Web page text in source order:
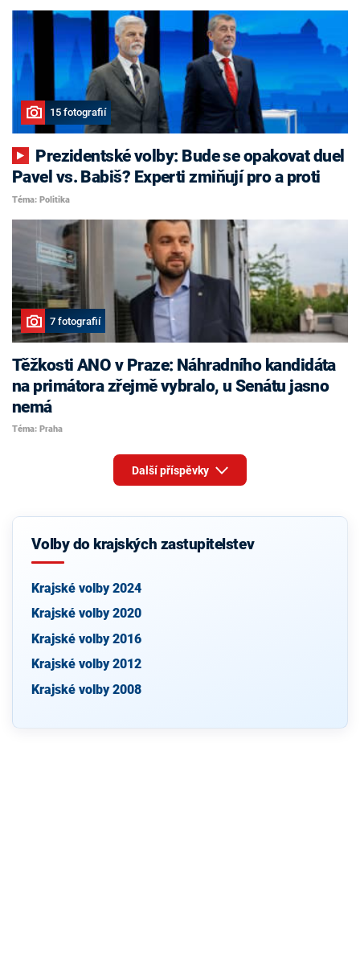
15 fotografií
Pavel vs. Babiš? Experti zmiňují pro a proti
Téma: Politika
7 fotografií
Těžkosti ANO v Praze: Náhradního kandidáta
na primátora zřejmě vybralo, u Senátu jasno
nemá
Téma: Praha
Další příspěvky
Volby do krajských zastupitelstev
Krajské volby 2024
Krajské volby 2020
Krajské volby 2016
Krajské volby 2012
Krajské volby 2008